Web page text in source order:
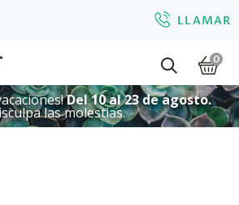
LLAMAR
0
Del 10 al 23 de agosto.
las molestias.